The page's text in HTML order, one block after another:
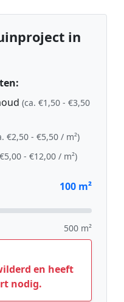
in
(ca. €1,50 - €3,50
€2,50 - €5,50 / m²)
- €12,00 / m²)
100 m²
500 m²
en heeft
nodig.